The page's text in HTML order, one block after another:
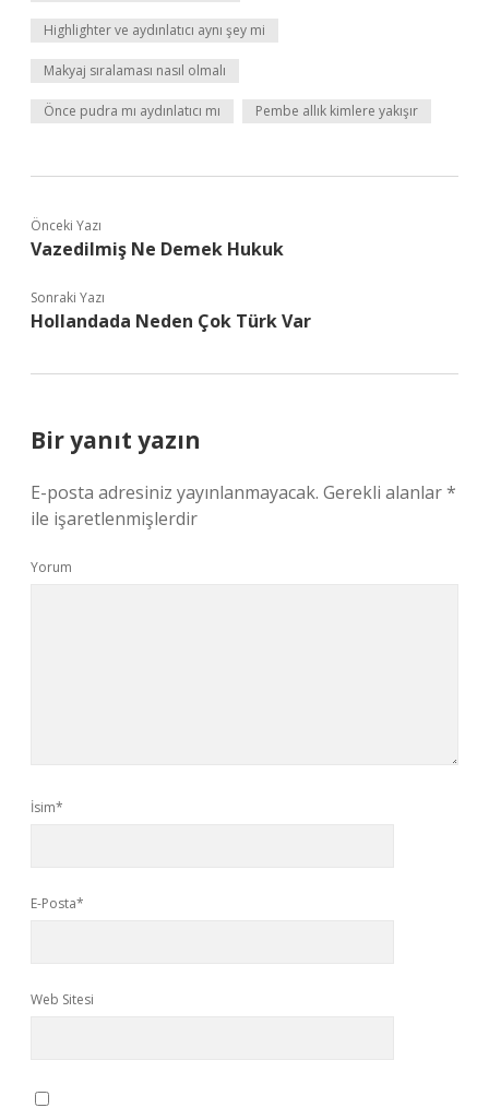
Highlighter ve aydınlatıcı aynı şey mi
Makyaj sıralaması nasıl olmalı
Önce pudra mı aydınlatıcı mı Pembe allık kimlere yakışır
Önceki Yazı
Vazedilmiş Ne Demek Hukuk
Sonraki Yazı
Hollandada Neden Çok Türk Var
Bir yanıt yazın
E-posta adresiniz yayınlanmayacak. Gerekli alanlar*
ile işaretlenmişlerdir
Yorum
İsim*
E-Posta*
Web Sitesi